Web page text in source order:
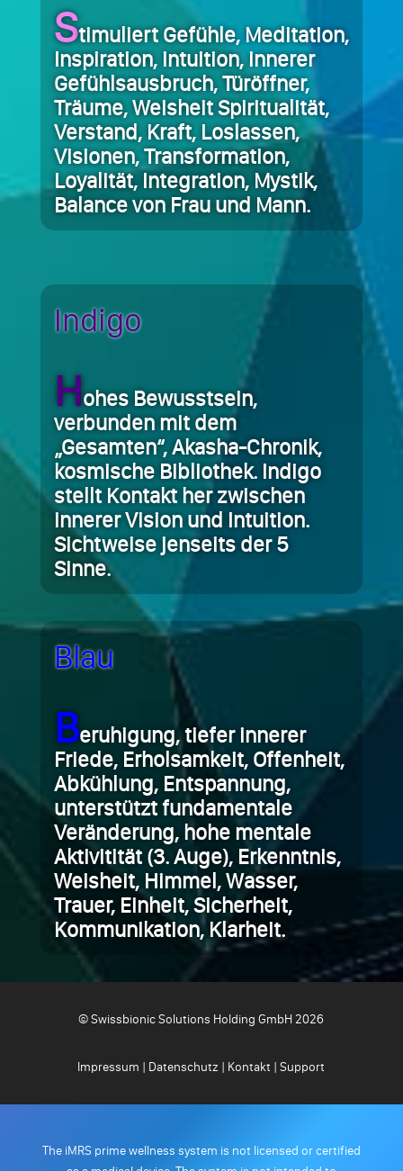
Stimuliert Gefühle, Meditation,
Inspiration, intuition, innerer
Gefühlsausbruch, Türöffner,
Träume, Weisheit Spiritualität,
Verstand, Kraft, Loslassen,
Visionen, Transformation,
Loyalität, Integration, Mystik,
Balance von Frau und Mann.
Indigo
Hohes Bewusstsein,
verbunden mit dem
„Gesamten“, Akasha-Chronik,
kosmische Bibliothek. Indigo
stellt Kontakt her zwischen
innerer Vision und Intuition.
Sichtweise jenseits der 5
Sinne.
Blau
Beruhigung, tiefer innerer
Friede, Erholsamkeit, Offenheit,
Abkühlung, Entspannung,
unterstützt fundamentale
Veränderung, hohe mentale
Aktivitität (3. Auge), Erkenntnis,
Weisheit, Himmel, Wasser,
Trauer, Einheit, Sicherheit,
Kommunikation, Klarheit.
© Swissbionic Solutions Holding GmbH 2026
Impressum | Datenschutz | Kontakt |Support
The iMRS prime wellness system is not licensed or certified